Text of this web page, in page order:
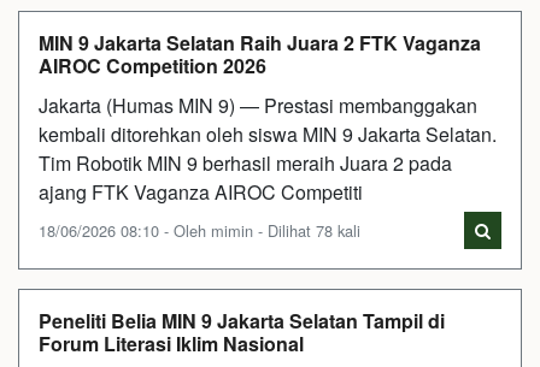
MIN 9 Jakarta Selatan Raih Juara 2 FTK Vaganza
AIROC Competition 2026
Jakarta (Humas MIN 9) — Prestasi membanggakan
kembali ditorehkan oleh siswa MIN 9 Jakarta Selatan.
Tim Robotik MIN 9 berhasil meraih Juara 2 pada
ajang FTK Vaganza AIROC Competiti
18/06/2026 08:10 - Oleh mimin - Dilihat 78 kali
Peneliti Belia MIN 9 Jakarta Selatan Tampil di
Forum Literasi Iklim Nasional